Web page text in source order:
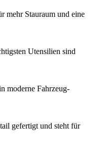
mehr Stauraum und eine
Utensilien sind
moderne Fahrzeug-
gefertigt und steht für